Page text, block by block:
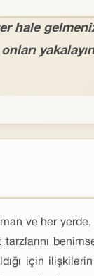
hale
ve her
için